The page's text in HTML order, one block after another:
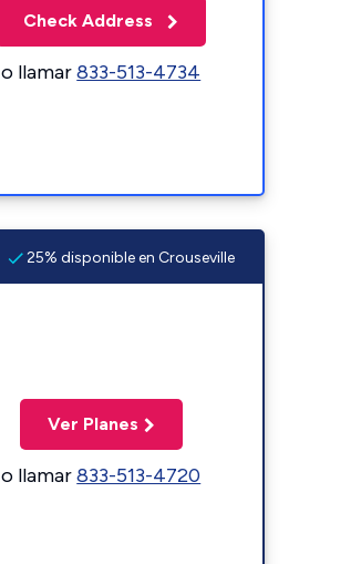
Check Address
o llamar833-513-4734
25% disponible en Crouseville
Ver Planes
o llamar833-513-4720